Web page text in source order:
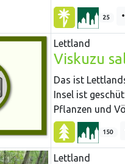
25
Lettland
Viskuzu
Das ist
Insel ist
Pflanzen und
150
Lettland